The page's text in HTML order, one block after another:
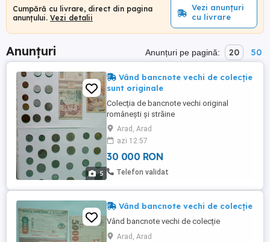
Cumpără cu livrare, direct din pagina
anunțului. Vezi detalii
Vezi anunțuri
cu livrare
Anunțuri Anunțuri pe pagină: 20 50
5
Vând bancnote vechi de colecție
sunt originale
Colecția de bancnote vechi original
românești și străine
Arad, Arad
azi 12:57
30 000 RON
Telefon validat
Vând bancnote vechi de colecție
Vând bancnote vechi de colecție
Arad, Arad